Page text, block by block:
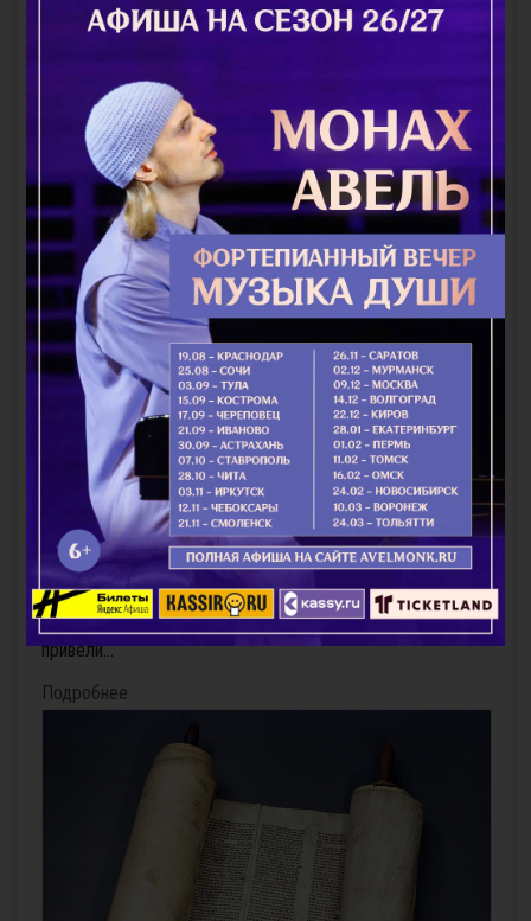
О том, что необходимо жить в имени Спасителя
спустя уже почти две тысячи лет после воскресения из
мертвых Господа нашего Иисуса Христа, трудно стяжать
истинную,...
Подробнее
Мученицы Вера, Надежда, Любовь и матерь их
София
Од­на­ко все до­во­ды и крас­но­ре­чие язы­че­ской на­став­ни­
цы ока­за­лись на­прас­ны­ми, и пла­ме­не­ю­щие ве­рой сест­ры
хри­сти­ан­ки не из­ме­ни­ли сво­их убеж­де­ний. То­гда их сно­ва
при­ве­ли...
Подробнее